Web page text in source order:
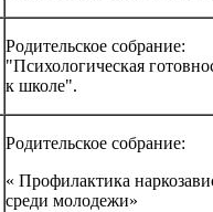
Родительское собрание:
"Психологическая
к школе".
Родительское собрание:
« Профилактика
среди молодежи»